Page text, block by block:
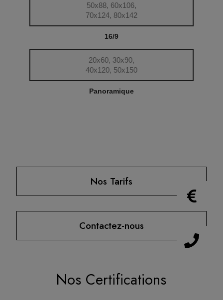
50x88, 60x106,
70x124, 80x142
16/9
20x60, 30x90,
40x120, 50x150
Panoramique
Nos Tarifs
Contactez-nous
Nos Certifications